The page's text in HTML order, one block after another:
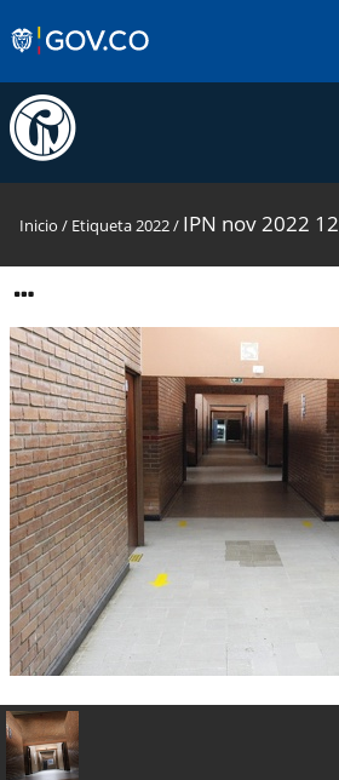
Inicio / Etiqueta2022/ IPN nov 2022 12